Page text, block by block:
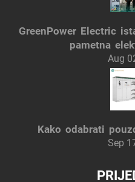
GreenPower Electric
pametna
Aug
Kako odabrati
Sep